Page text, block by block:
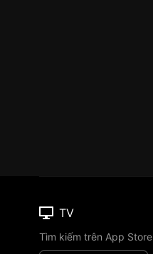
TV
Tìm kiếm trên App Store